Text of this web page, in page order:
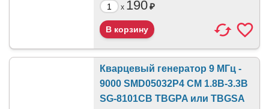
x 190₽
Кварцевый генератор 9 МГц -
9000 SMD05032P4 CM 1.8В-3.3В
SG-8101CB TBGPA или TBGSA